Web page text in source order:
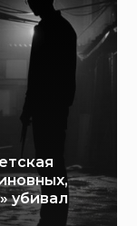
убивал